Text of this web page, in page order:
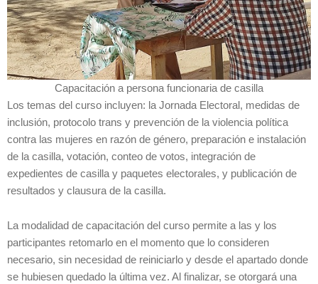
Capacitación a persona funcionaria de casilla
Los temas del curso incluyen: la Jornada Electoral, medidas de
inclusión, protocolo trans y prevención de la violencia política
contra las mujeres en razón de género, preparación e instalación
de la casilla, votación, conteo de votos, integración de
expedientes de casilla y paquetes electorales, y publicación de
resultados y clausura de la casilla.
La modalidad de capacitación del curso permite a las y los
participantes retomarlo en el momento que lo consideren
necesario, sin necesidad de reiniciarlo y desde el apartado donde
se hubiesen quedado la última vez. Al finalizar, se otorgará una